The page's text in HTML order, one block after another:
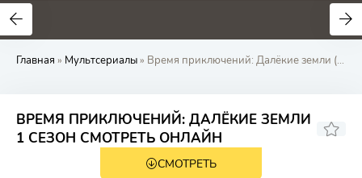
Главная » Мультсериалы» Время приключений: Далёкие земли (2020)
ВРЕМЯ ПРИКЛЮЧЕНИЙ: ДАЛЁКИЕ ЗЕМЛИ
1 СЕЗОН СМОТРЕТЬ ОНЛАЙН
СМОТРЕТЬ